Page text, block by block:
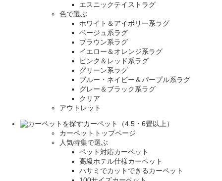
エスニックテイストラグ
色で選ぶ
ホワイト＆アイボリー系ラグ
ベージュ系ラグ
ブラウン系ラグ
イエロー＆オレンジ系ラグ
ピンク＆レッド系ラグ
グリーン系ラグ
ブルー・ネイビー＆パープル系ラグ
グレー＆ブラック系ラグ
クリア
アウトレット
カーペット（4.5・6畳以上）
カーペットトップページ
人気特集で選ぶ
ペット対応カーペット
高級ホテル仕様カーペット
ハサミでカットできるカーペット